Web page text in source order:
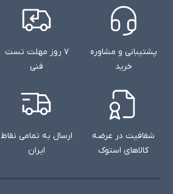
پشتیبانی و مشاوره
خرید
۷ روز مهلت تست
فنی
شفافیت در عرضه
کالاهای استوک
ارسال به تمامی نقاط
ایران